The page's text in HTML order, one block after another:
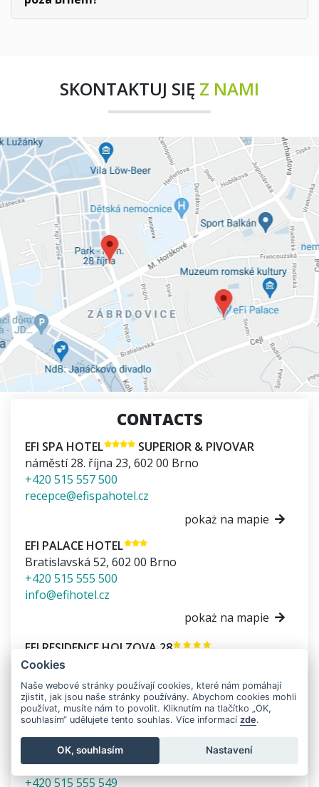
SKONTAKTUJ SIĘ Z NAMI
CONTACTS
EFI SPA HOTEL
SUPERIOR & PIVOVAR
náměstí 28. října 23, 602 00 Brno
+420 515 557 500
recepce@efispahotel.cz
pokaż na mapie
EFI PALACE HOTEL
Bratislavská 52, 602 00 Brno
+420 515 555 500
info@efihotel.cz
pokaż na mapie
EFI RESIDENCE HOLZOVA 28
Holzova 28
+420 515 555 578
holzova@efihotel.cz
pokaż na mapie
EFI ZÁMEK RAČICE
Račice 1,683 05Račice-Pístovice
+420 515 555 549
Cookies
Naše webové stránky používají cookies, které nám pomáhají
zjistit, jak jsou naše stránky používány. Abychom cookies mohli
používat, musíte nám to povolit. Kliknutím na tlačítko „OK,
souhlasím“ udělujete tento souhlas. Více informací zde.
OK, souhlasím Nastavení